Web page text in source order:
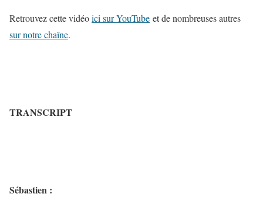
Retrouvez cette vidéoici sur YouTube et de nombreuses autres
sur notre chaîne.
TRANSCRIPT
Sébastien :